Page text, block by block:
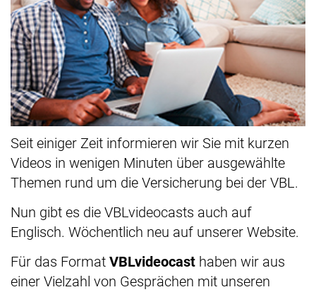
Seit einiger Zeit informieren wir Sie mit kurzen
Videos in wenigen Minuten über ausgewählte
Themen rund um die Versicherung bei der VBL.
Nun gibt es die VBLvideocasts auch auf
Englisch. Wöchentlich neu auf unserer Website.
Für das Format VBLvideocast haben wir aus
einer Vielzahl von Gesprächen mit unseren